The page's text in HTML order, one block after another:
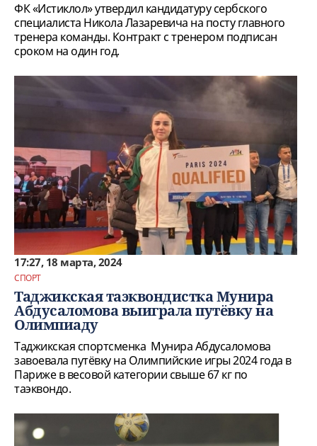
ФК «Истиклол» утвердил кандидатуру сербского
специалиста Никола Лазаревича на посту главного
тренера команды. Контракт с тренером подписан
сроком на один год.
17:27, 18 марта, 2024
СПОРТ
Таджикская таэквондистка Мунира
Абдусаломова выиграла путёвку на
Олимпиаду
Таджикская спортсменка Мунира Абдусаломова
завоевала путёвку на Олимпийские игры 2024 года в
Париже в весовой категории свыше 67 кг по
таэквондо.